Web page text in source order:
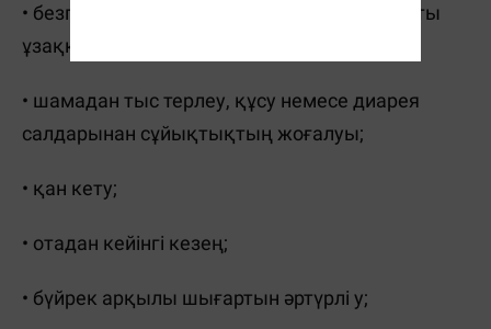
• безгек, әсіресе инфекцияларға байланысты
ұзаққа созылған қызба;
• шамадан тыс терлеу, құсу немесе диарея
салдарынан сұйықтықтың жоғалуы;
• қан кету;
• отадан кейінгі кезең;
• бүйрек арқылы шығартын әртүрлі у;